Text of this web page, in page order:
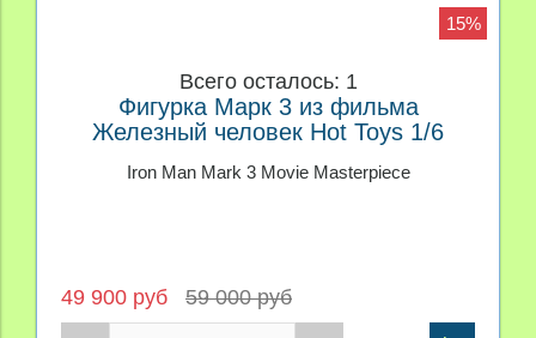
15%
Всего осталось: 1
Фигурка Марк 3 из фильма
Железный человек Hot Toys 1/6
Iron Man Mark 3 Movie Masterpiece
49 900 руб 59 000 руб